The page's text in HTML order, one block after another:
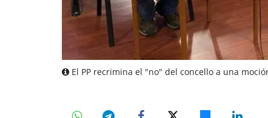
El PP recrimina el "no" del concello a una